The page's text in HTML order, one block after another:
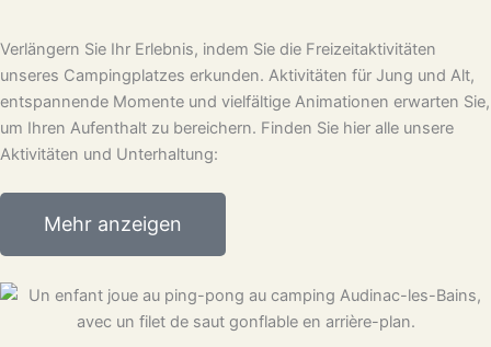
Verlängern Sie Ihr Erlebnis, indem Sie die Freizeitaktivitäten
unseres Campingplatzes erkunden. Aktivitäten für Jung und Alt,
entspannende Momente und vielfältige Animationen erwarten Sie,
um Ihren Aufenthalt zu bereichern. Finden Sie hier alle unsere
Aktivitäten und Unterhaltung:
Mehr anzeigen